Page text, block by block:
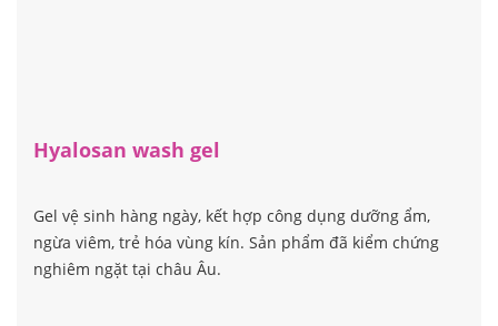
Hyalosan wash gel
Gel vệ sinh hàng ngày, kết hợp công dụng dưỡng ẩm,
ngừa viêm, trẻ hóa vùng kín. Sản phẩm đã kiểm chứng
nghiêm ngặt tại châu Âu.